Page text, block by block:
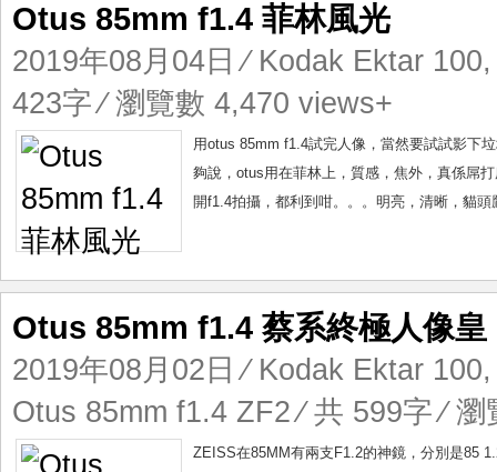
Otus 85mm f1.4 菲林風光
2019年08月04日 ⁄ Kodak Ektar 100
423字 ⁄ 瀏覽數 4,470 views+
用otus 85mm f1.4試完人像，當然要試試影下
夠說，otus用在菲林上，質感，焦外，真係屌
開f1.4拍攝，都利到咁。。。明亮，清晰，貓
Otus 85mm f1.4 蔡系終極人像皇
2019年08月02日 ⁄ Kodak Ektar 100
Otus 85mm f1.4 ZF2⁄ 共 599字 ⁄
ZEISS在85MM有兩支F1.2的神鏡，分別是85